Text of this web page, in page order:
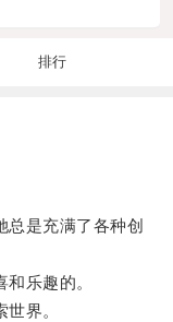
排行
是充满了各种创
乐趣的。
界。